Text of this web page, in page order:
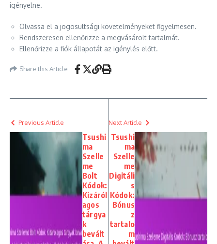
igényelne.
Olvassa el a jogosultsági követelményeket figyelmesen.
Rendszeresen ellenőrizze a megvásárolt tartalmát.
Ellenőrizze a fiók állapotát az igénylés előtt.
Share this Article
Previous Article
Tsushi
ma
Szelle
me
Bolt
Kódok:
Kizáról
agos
tárgya
k
bevált
Next Article
Tsushi
ma
Szelle
me
Digitáli
s
Kódok:
Bónus
z
tartalo
m